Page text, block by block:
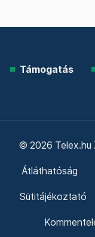
Támogatás
© 2026 Telex.hu
Átláthatóság
Sütitájékoztató